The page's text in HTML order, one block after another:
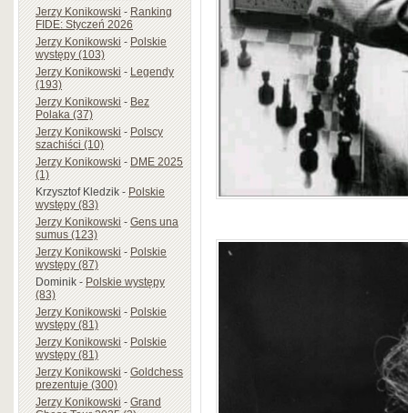
Jerzy Konikowski-Ranking
FIDE: Styczeń 2026
Jerzy Konikowski-Polskie
występy (103)
Jerzy Konikowski-Legendy
(193)
Jerzy Konikowski-Bez
Polaka (37)
Jerzy Konikowski-Polscy
szachiści (10)
Jerzy Konikowski-DME 2025
(1)
Krzysztof Kledzik-Polskie
występy (83)
Jerzy Konikowski-Gens una
sumus (123)
Jerzy Konikowski-Polskie
występy (87)
Dominik-Polskie występy
(83)
Jerzy Konikowski-Polskie
występy (81)
Jerzy Konikowski-Polskie
występy (81)
Jerzy Konikowski-Goldchess
prezentuje (300)
Jerzy Konikowski-Grand